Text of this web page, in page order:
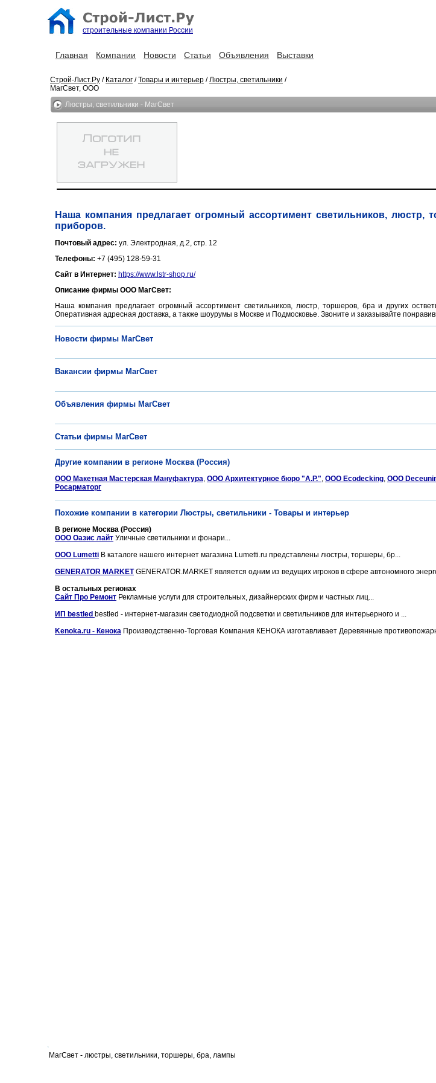
строительные компании России
Главная Компании Новости Статьи Объявления Выставки
Строй-Лист.Ру / Каталог /Товары и интерьер /Люстры, светильники /
МагСвет, ООО
Люстры, светильники - МагСвет
Наша компания предлагает огромный ассортимент светильников, люстр,
приборов.
Почтовый адрес: ул. Электродная, д.2, стр. 12
Телефоны: +7 (495) 128-59-31
Сайт в Интернет: https://www.lstr-shop.ru/
Описание фирмы ООО МагСвет:
Наша компания предлагает огромный ассортимент светильников, люстр, торшеров, бра и других
Оперативная адресная доставка, а также шоурумы в Москве и Подмосковье. Звоните и заказывайте
Новости фирмы МагСвет
Вакансии фирмы МагСвет
Объявления фирмы МагСвет
Статьи фирмы МагСвет
Другие компании в регионе Москва (Россия)
ООО Макетная Мастерская Мануфактура, OOO Архитектурное бюро "A.P.", ООО Ecodecking, ООО
Росарматорг
Похожие компании в категории Люстры, светильники - Товары и интерьер
В регионе Москва (Россия)
ООО Оазис лайт Уличные светильники и фонари...
ООО Lumetti В каталоге нашего интернет магазина Lumetti.ru представлены люстры, торшеры, бр...
GENERATOR MARKETGENERATOR.MARKET является одним из ведущих игроков в сфере автономного
В остальных регионах
Сайт Про Ремонт Рекламные услуги для строительных, дизайнерских фирм и частных лиц...
ИП bestled bestled - интернет-магазин светодиодной подсветки и светильников для интерьерного и ...
Kenoka.ru - Кенока Производственно-Торговая Kомпания КЕНОКА изготавливает Деревянные
МагСвет - люстры, светильники, торшеры, бра, лампы